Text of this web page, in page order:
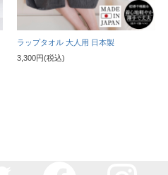
ラップタオル 大人用 日本製
3,300円(税込)